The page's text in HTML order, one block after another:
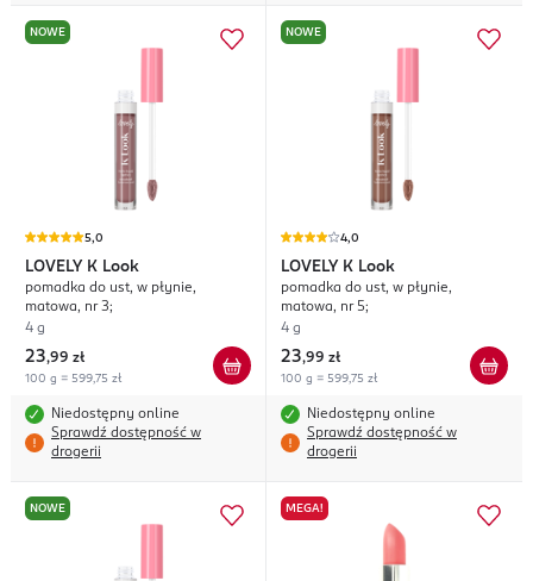
NOWE
5,0
LOVELY K Look
pomadka do ust, w płynie,
matowa, nr 3;
4 g
23,99 zł
100 g = 599,75 zł
Niedostępny online
Sprawdź dostępność w
drogerii
NOWE
4,0
LOVELY K Look
pomadka do ust, w płynie,
matowa, nr 5;
4 g
23,99 zł
100 g = 599,75 zł
Niedostępny online
Sprawdź dostępność w
drogerii
NOWE MEGA!